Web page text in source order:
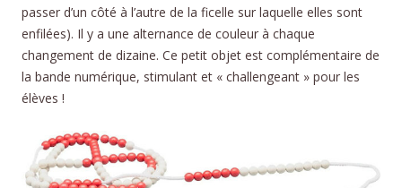
passer d’un côté à l’autre de la ficelle sur laquelle elles sont
enfilées). Il y a une alternance de couleur à chaque
changement de dizaine. Ce petit objet est complémentaire de
la bande numérique, stimulant et « challengeant » pour les
élèves !